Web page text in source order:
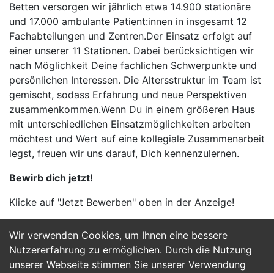
Wir verwenden Cookies, um Ihnen eine bessere
Nutzererfahrung zu ermöglichen. Durch die Nutzung
unserer Webseite stimmen Sie unserer Verwendung
Betten versorgen wir jährlich etwa 14.900 stationäre
und 17.000 ambulante Patient:innen in insgesamt 12
Fachabteilungen und Zentren.Der Einsatz erfolgt auf
einer unserer 11 Stationen. Dabei berücksichtigen wir
nach Möglichkeit Deine fachlichen Schwerpunkte und
persönlichen Interessen. Die Altersstruktur im Team ist
gemischt, sodass Erfahrung und neue Perspektiven
zusammenkommen.Wenn Du in einem größeren Haus
mit unterschiedlichen Einsatzmöglichkeiten arbeiten
möchtest und Wert auf eine kollegiale Zusammenarbeit
legst, freuen wir uns darauf, Dich kennenzulernen.
Bewirb dich jetzt!
Klicke auf "Jetzt Bewerben" oben in der Anzeige!
Jetzt Bewerben